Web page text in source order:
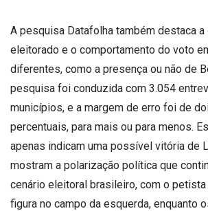
A pesquisa Datafolha também destaca
eleitorado e o comportamento do voto
diferentes, como a presença ou não de
pesquisa foi conduzida com 3.054
municípios, e a margem de erro foi de
percentuais, para mais ou para menos.
apenas indicam uma possível vitória de
mostram a polarização política que
cenário eleitoral brasileiro, com o
figura no campo da esquerda, enquanto